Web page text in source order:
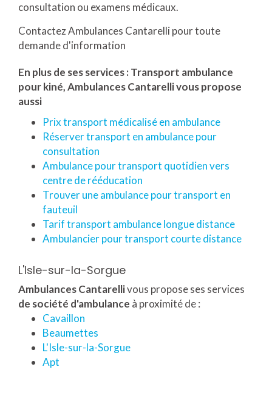
consultation ou examens médicaux.
Contactez Ambulances Cantarelli pour toute
demande d'information
En plus de ses services : Transport ambulance
pour kiné, Ambulances Cantarelli vous propose
aussi
Prix transport médicalisé en ambulance
Réserver transport en ambulance pour
consultation
Ambulance pour transport quotidien vers
centre de rééducation
Trouver une ambulance pour transport en
fauteuil
Tarif transport ambulance longue distance
Ambulancier pour transport courte distance
L'Isle-sur-la-Sorgue
Ambulances Cantarellivous propose ses services
de société d'ambulance à proximité de :
Cavaillon
Beaumettes
L'Isle-sur-la-Sorgue
Apt